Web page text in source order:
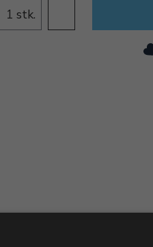
stk.